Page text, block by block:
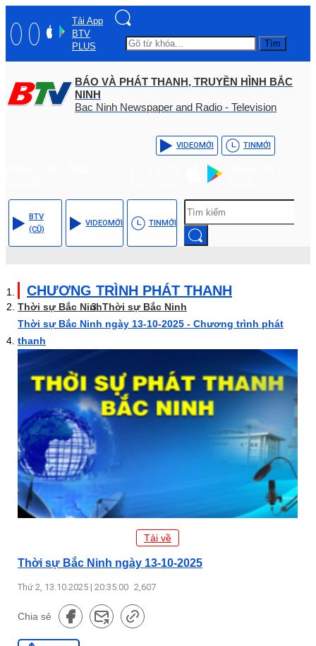
Tải App
BTV
PLUS
Tìm
BÁO VÀ PHÁT THANH, TRUYỀN HÌNH BẮC
NINH
Bac Ninh Newspaper and Radio - Television
VIDEOMỚI TINMỚI
BTV
(CŨ)
VIDEOMỚI TINMỚI
CHƯƠNG TRÌNH PHÁT THANH
Thời sự Bắc NinhThời sự Bắc Ninh
Thời sự Bắc Ninh ngày 13-10-2025 - Chương trình phát
thanh
Tải về
Thời sự Bắc Ninh ngày 13-10-2025
Thứ 2, 13.10.2025 | 20:35:00 2,607
Chia sẻ